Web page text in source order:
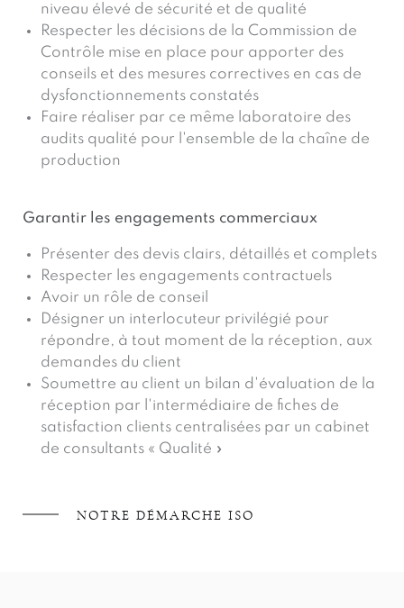
niveau élevé de sécurité et de qualité
Respecter les décisions de la Commission de
Contrôle mise en place pour apporter des
conseils et des mesures correctives en cas de
dysfonctionnements constatés
Faire réaliser par ce même laboratoire des
audits qualité pour l'ensemble de la chaîne de
production
Garantir les engagements commerciaux
Présenter des devis clairs, détaillés et complets
Respecter les engagements contractuels
Avoir un rôle de conseil
Désigner un interlocuteur privilégié pour
répondre, à tout moment de la réception, aux
demandes du client
Soumettre au client un bilan d'évaluation de la
réception par l'intermédiaire de fiches de
satisfaction clients centralisées par un cabinet
de consultants « Qualité »
NOTRE DÉMARCHE ISO